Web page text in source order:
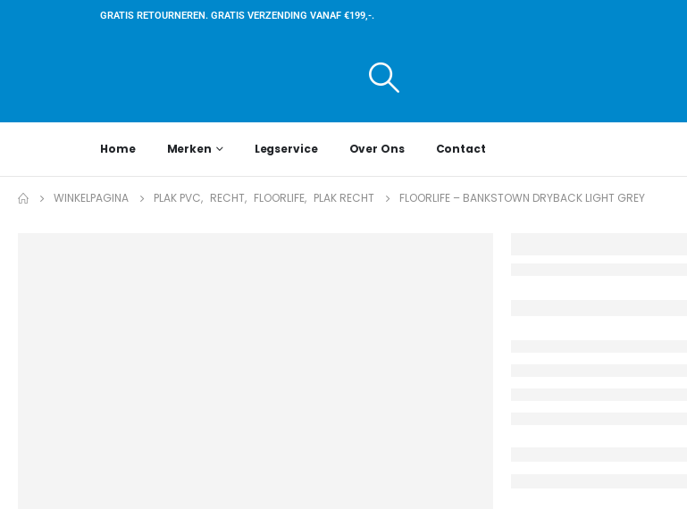
GRATIS RETOURNEREN. GRATIS VERZENDING VANAF €199,-.
Home Merken Legservice Over Ons Contact
WINKELPAGINA PLAK PVC, RECHT, FLOORLIFE, PLAK RECHT FLOORLIFE – BANKSTOWN DRYBACK LIGHT GREY